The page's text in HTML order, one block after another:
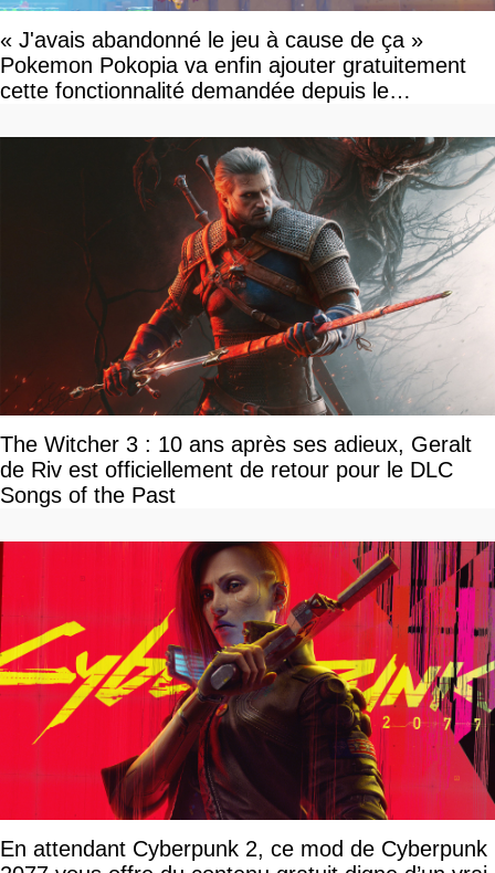
« J'avais abandonné le jeu à cause de ça »
Pokemon Pokopia va enfin ajouter gratuitement
cette fonctionnalité demandée depuis le
The Witcher 3 : 10 ans après ses adieux, Geralt
de Riv est officiellement de retour pour le DLC
Songs of the Past
En attendant Cyberpunk 2, ce mod de Cyberpunk